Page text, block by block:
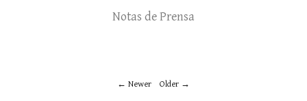
Notas de Prensa
Newer Older